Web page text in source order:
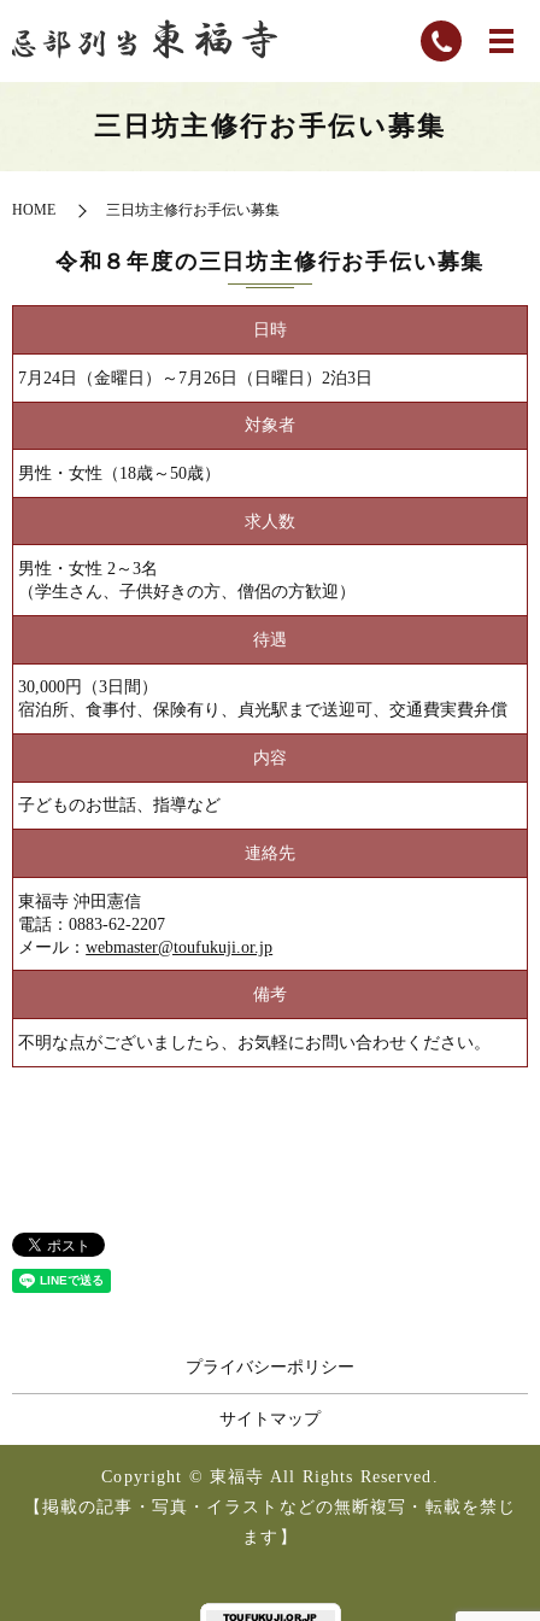
三日坊主修行お手伝い募集
HOME 三日坊主修行お手伝い募集
令和８年度の三日坊主修行お手伝い募集
日時
7月24日（金曜日）～7月26日（日曜日）2泊3日
対象者
男性・女性（18歳～50歳）
求人数
男性・女性 2～3名
（学生さん、子供好きの方、僧侶の方歓迎）
待遇
30,000円（3日間）
宿泊所、食事付、保険有り、貞光駅まで送迎可、交通費実費弁償
内容
子どものお世話、指導など
連絡先
東福寺 沖田憲信
電話：0883-62-2207
メール：webmaster@toufukuji.or.jp
備考
不明な点がございましたら、お気軽にお問い合わせください。
プライバシーポリシー
サイトマップ
Copyright © 東福寺 All Rights Reserved.
【掲載の記事・写真・イラストなどの無断複写・転載を禁じ
ます】